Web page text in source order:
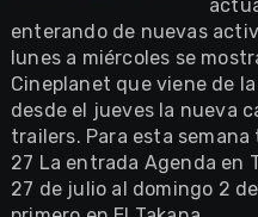
enterando de nuevas
lunes a miércoles se
Cineplanet que viene de
desde el jueves la nueva
trailers. Para esta
27 La entrada Agenda en
27 de julio al domingo 2